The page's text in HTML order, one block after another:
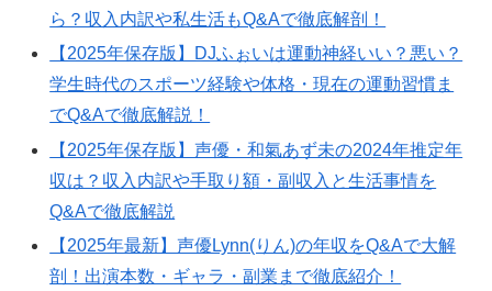
ら？収入内訳や私生活もQ&Aで徹底解剖！
【2025年保存版】DJふぉいは運動神経いい？悪い？
学生時代のスポーツ経験や体格・現在の運動習慣ま
でQ&Aで徹底解説！
【2025年保存版】声優・和氣あず未の2024年推定年
収は？収入内訳や手取り額・副収入と生活事情を
Q&Aで徹底解説
【2025年最新】声優Lynn(りん)の年収をQ&Aで大解
剖！出演本数・ギャラ・副業まで徹底紹介！